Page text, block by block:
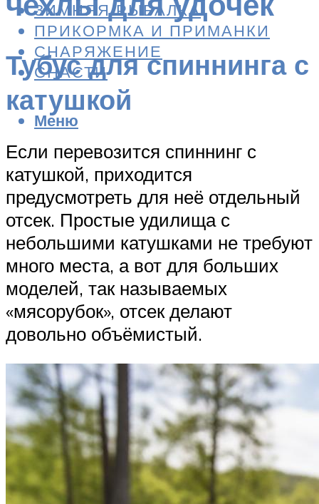
ЗИМНЯЯ РЫБАЛКА
ПРИКОРМКА И ПРИМАНКИ
СНАРЯЖЕНИЕ
СНАСТИ
Меню
Тубус для спиннинга с
катушкой
Если перевозится спиннинг с
катушкой, приходится
предусмотреть для неё отдельный
отсек. Простые удилища с
небольшими катушками не требуют
много места, а вот для больших
моделей, так называемых
«мясорубок», отсек делают
довольно объёмистый.